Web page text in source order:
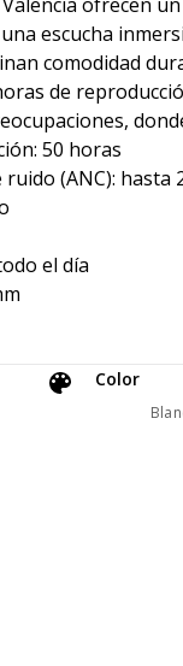
escucha
comodidad
de
50 horas
(ANC): hasta
el día
Color